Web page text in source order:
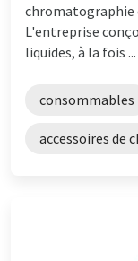
chromatographie
L'entreprise
liquides, à la fois ...
consommables
accessoires de